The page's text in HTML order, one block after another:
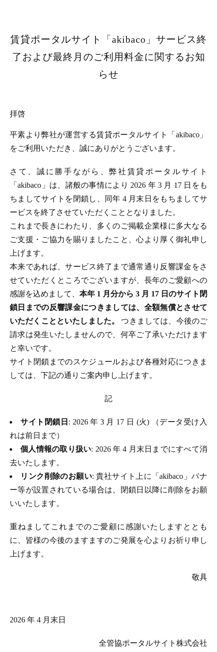
賃貸ポータルサイト「akibaco」サービス終
了および最終月のご利用料金に関するお知
らせ
拝啓
平素より弊社が運営する賃貸ポータルサイト「akibaco」
をご利用いただき、誠にありがとうございます。
さて、誠に勝手ながら、弊社賃貸ポータルサイト
「akibaco」は、諸般の事情により 2026 年 3 月 17 日をも
ちましてサイトを閉鎖し、同年 4 月末日をもちましてサ
ービスを終了させていただくこととなりました。
これまで長きにわたり、多くのご掲載企業様に多大なる
ご支援・ご協力を賜りましたこと、心より厚く御礼申し
上げます。
本来であれば、サービス終了まで通常通り反響課金をさ
せていただくところでございますが、長年のご愛顧への
感謝を込めまして、 本年 1 月分から 3 月 17 日のサイト閉
鎖日までの反響課金につきましては、全額無償とさせて
いただくことといたしました。つきましては、今後のご
請求は発生いたしませんので、何卒ご了承いただけます
と幸いです。
サイト閉鎖までのスケジュールおよび各種対応につきま
しては、下記の通りご案内申し上げます。
記
サイト閉鎖日 : 2026 年 3 月 17 日 (火) （データ受け入
れは前日まで）
個人情報の取り扱い: 2026 年 4 月末日までにすべて消
去いたします。
リンク削除のお願い: 貴社サイト上に「akibaco」バナ
ー等が設置されている場合は、閉鎖日以降に削除をお願
いいたします。
重ねましてこれまでのご愛顧に感謝いたしますととも
に、皆様の今後のますますのご発展を心よりお祈り申し
上げます。
敬具
2026 年 4 月末日
全管協ポータルサイト株式会社